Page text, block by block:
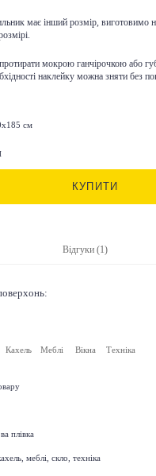
має інший розмір, виготовимо
мокрою ганчірочкою або
наклейку можна зняти без
см
КУПИТИ
Відгуки (1)
Кахель Меблі Вікна Техніка
плівка
меблі, скло, техніка